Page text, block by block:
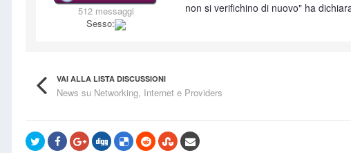
512 messaggi
Sesso:
non si verifichino di nuovo" ha
VAI ALLA LISTA DISCUSSIONI
News su Networking, Internet e Providers